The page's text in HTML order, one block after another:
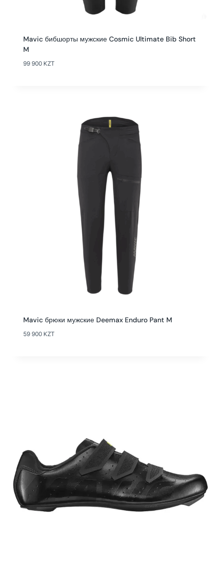
Mavic бибшорты мужские Cosmic Ultimate Bib Short
M
99 900 KZT
Mavic брюки мужские Deemax Enduro Pant M
59 900 KZT